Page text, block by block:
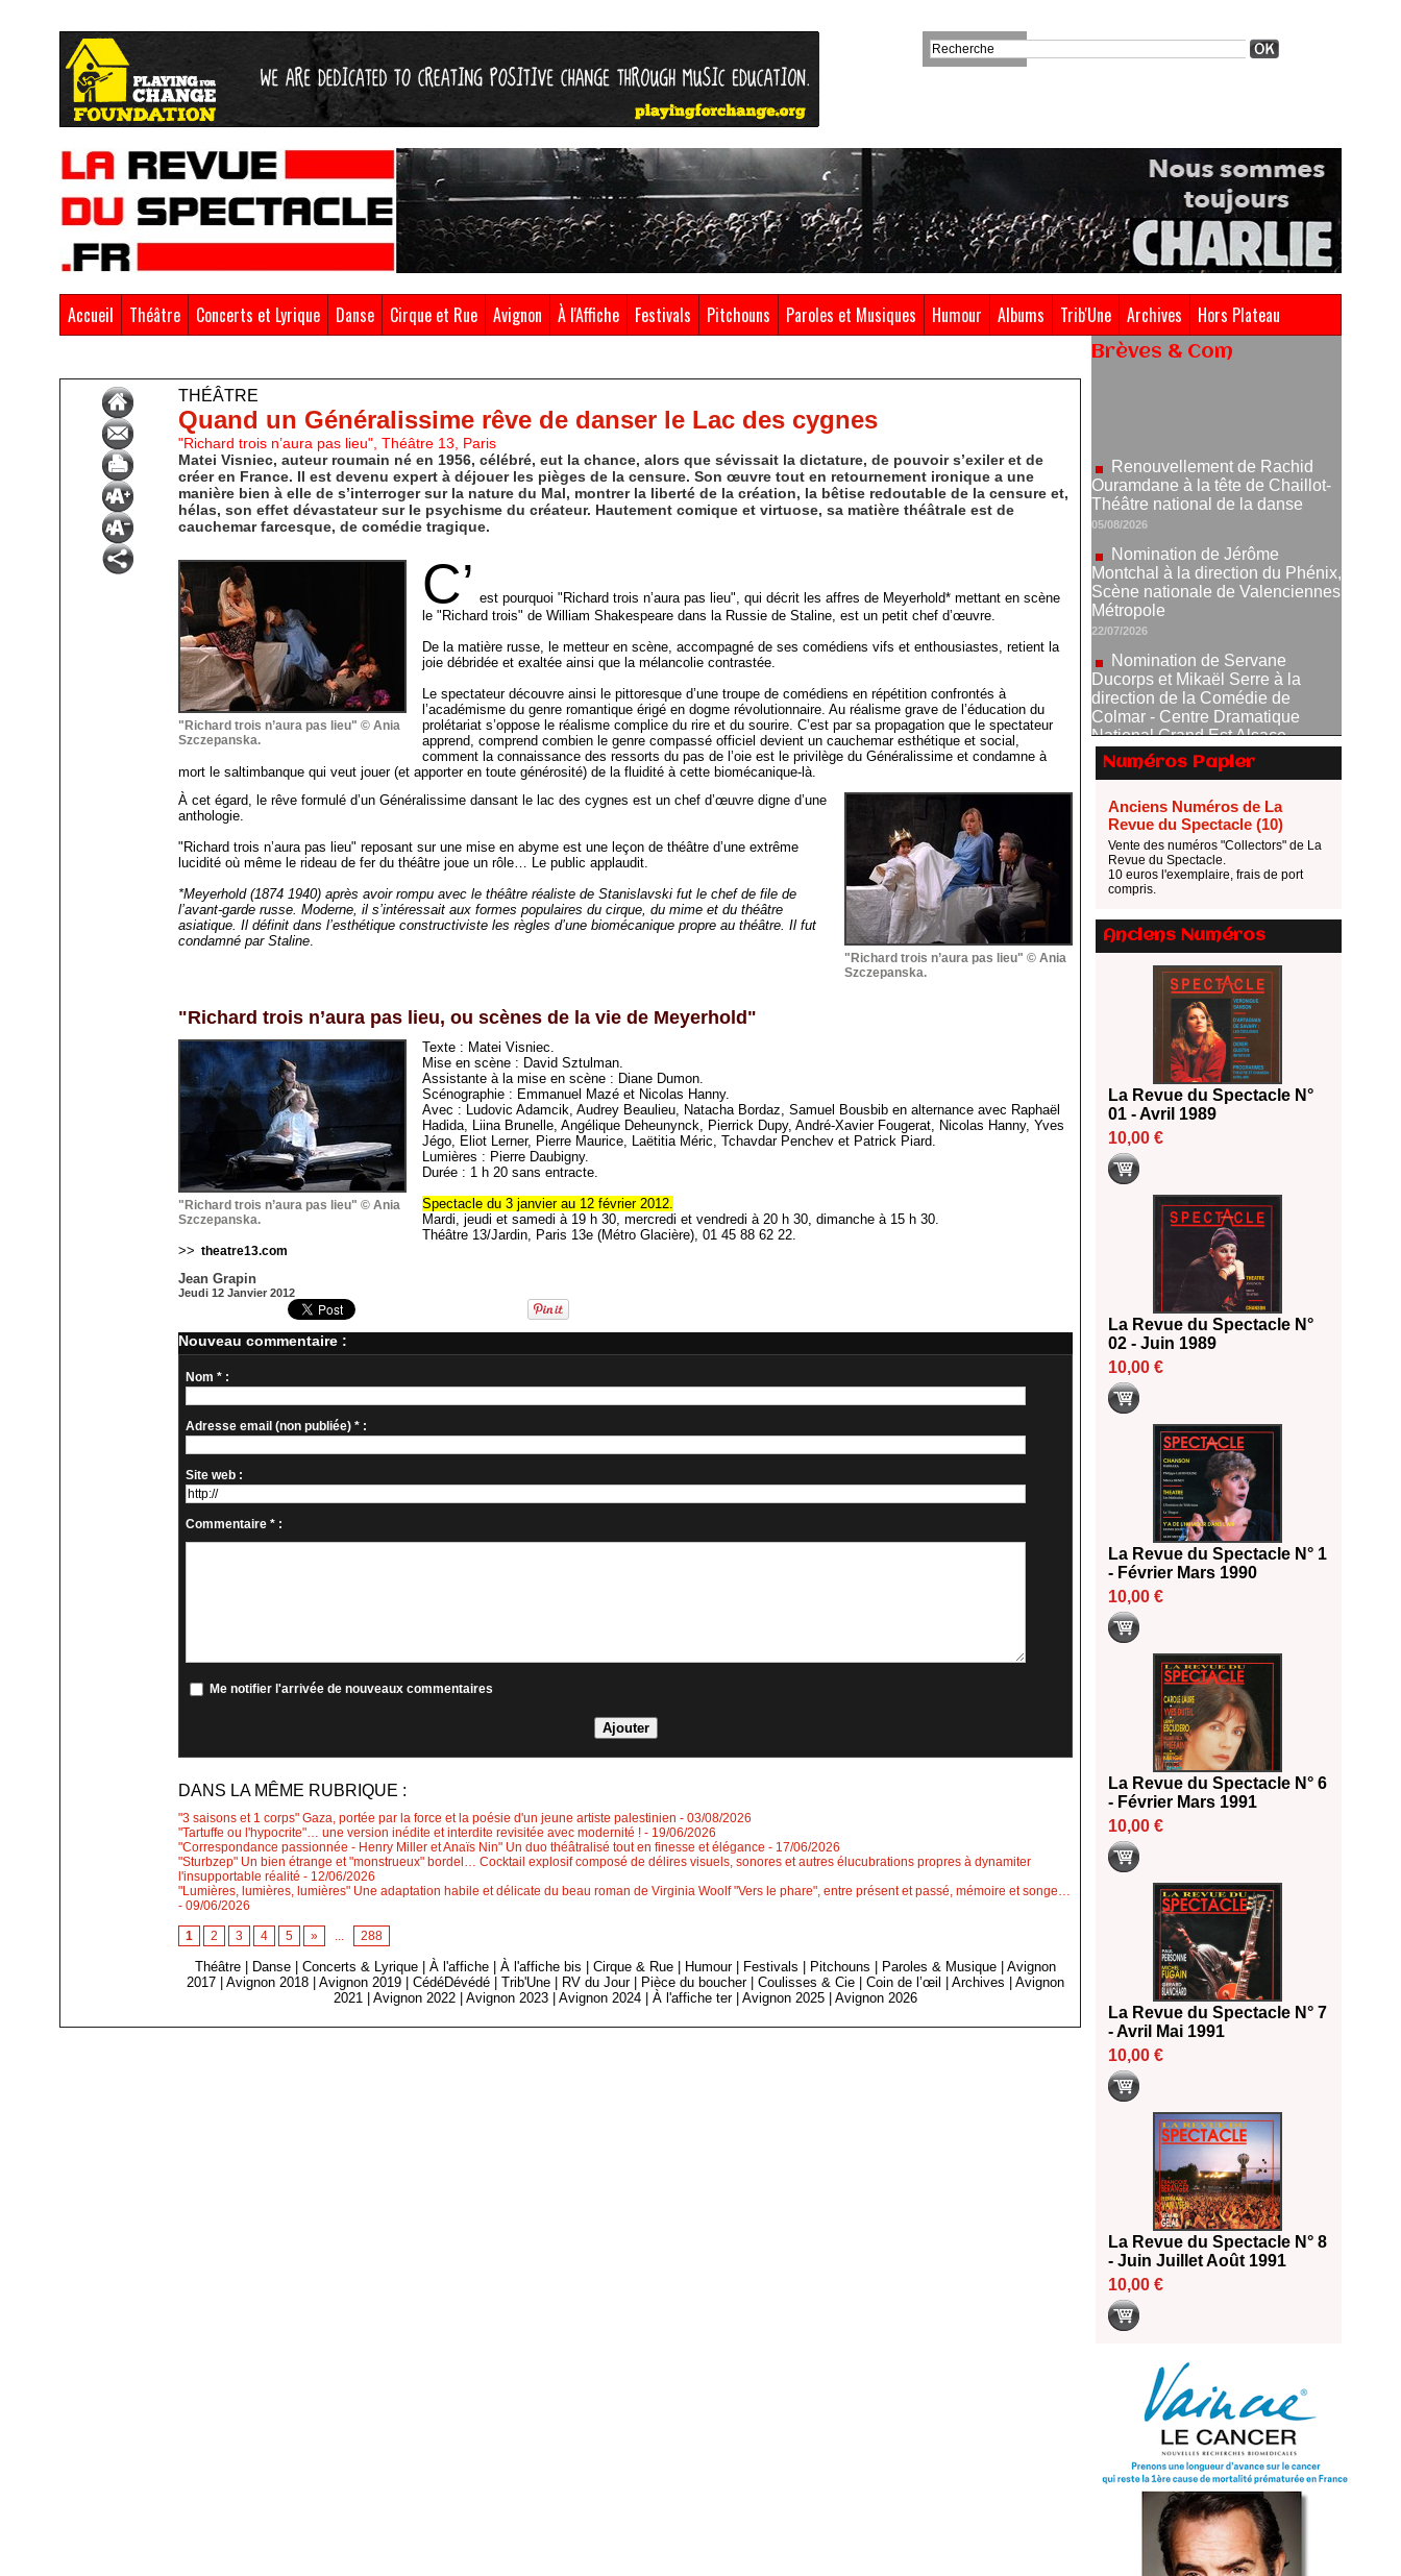
Accueil Théâtre Concerts et Lyrique Danse Cirque et Rue Avignon À l'Affiche Festivals Pitchouns Paroles et Musiques Humour Albums Trib'Une Archives Hors Plateau
THÉÂTRE
Quand un Généralissime rêve de danser le Lac des cygnes
"Richard trois n’aura pas lieu", Théâtre 13, Paris
Matei Visniec, auteur roumain né en 1956, célébré, eut la chance, alors que sévissait la dictature, de pouvoir s’exiler et de
créer en France. Il est devenu expert à déjouer les pièges de la censure. Son œuvre tout en retournement ironique a une
manière bien à elle de s’interroger sur la nature du Mal, montrer la liberté de la création, la bêtise redoutable de la censure et,
hélas, son effet dévastateur sur le psychisme du créateur. Hautement comique et virtuose, sa matière théâtrale est de
cauchemar farcesque, de comédie tragique.
"Richard trois n’aura pas lieu" © Ania
Szczepanska.
C’ est pourquoi "Richard trois n’aura pas lieu", qui décrit les affres de Meyerhold* mettant en scène
le "Richard trois" de William Shakespeare dans la Russie de Staline, est un petit chef d’œuvre.
De la matière russe, le metteur en scène, accompagné de ses comédiens vifs et enthousiastes, retient la
joie débridée et exaltée ainsi que la mélancolie contrastée.
Le spectateur découvre ainsi le pittoresque d’une troupe de comédiens en répétition confrontés à
l’académisme du genre romantique érigé en dogme révolutionnaire. Au réalisme grave de l’éducation du
prolétariat s’oppose le réalisme complice du rire et du sourire. C’est par sa propagation que le spectateur
apprend, comprend combien le genre compassé officiel devient un cauchemar esthétique et social,
comment la connaissance des ressorts du pas de l’oie est le privilège du Généralissime et condamne à
mort le saltimbanque qui veut jouer (et apporter en toute générosité) de la fluidité à cette biomécanique-là.
"Richard trois n’aura pas lieu" © Ania
Szczepanska.
À cet égard, le rêve formulé d’un Généralissime dansant le lac des cygnes est un chef d’œuvre digne d’une
anthologie.
"Richard trois n’aura pas lieu" reposant sur une mise en abyme est une leçon de théâtre d’une extrême
lucidité où même le rideau de fer du théâtre joue un rôle… Le public applaudit.
*Meyerhold (1874 1940) après avoir rompu avec le théâtre réaliste de Stanislavski fut le chef de file de
l’avant-garde russe. Moderne, il s’intéressait aux formes populaires du cirque, du mime et du théâtre
asiatique. Il définit dans l’esthétique constructiviste les règles d’une biomécanique propre au théâtre. Il fut
condamné par Staline.
"Richard trois n’aura pas lieu, ou scènes de la vie de Meyerhold"
"Richard trois n’aura pas lieu" © Ania
Szczepanska.
Texte : Matei Visniec.
Mise en scène : David Sztulman.
Assistante à la mise en scène : Diane Dumon.
Scénographie : Emmanuel Mazé et Nicolas Hanny.
Avec : Ludovic Adamcik, Audrey Beaulieu, Natacha Bordaz, Samuel Bousbib en alternance avec Raphaël
Hadida, Liina Brunelle, Angélique Deheunynck, Pierrick Dupy, André-Xavier Fougerat, Nicolas Hanny, Yves
Jégo, Eliot Lerner, Pierre Maurice, Laëtitia Méric, Tchavdar Penchev et Patrick Piard.
Lumières : Pierre Daubigny.
Durée : 1 h 20 sans entracte.
Spectacle du 3 janvier au 12 février 2012.
Mardi, jeudi et samedi à 19 h 30, mercredi et vendredi à 20 h 30, dimanche à 15 h 30.
Théâtre 13/Jardin, Paris 13e (Métro Glacière), 01 45 88 62 22.
>> theatre13.com
Jean Grapin
Jeudi 12 Janvier 2012
Nouveau commentaire :
Nom * :
Adresse email (non publiée) * :
Site web :
Commentaire * :
Me notifier l'arrivée de nouveaux commentaires
DANS LA MÊME RUBRIQUE :
"3 saisons et 1 corps" Gaza, portée par la force et la poésie d'un jeune artiste palestinien - 03/08/2026
"Tartuffe ou l'hypocrite"… une version inédite et interdite revisitée avec modernité ! - 19/06/2026
"Correspondance passionnée - Henry Miller et Anaïs Nin" Un duo théâtralisé tout en finesse et élégance - 17/06/2026
"Sturbzep" Un bien étrange et "monstrueux" bordel… Cocktail explosif composé de délires visuels, sonores et autres élucubrations propres à dynamiter
l'insupportable réalité - 12/06/2026
"Lumières, lumières, lumières" Une adaptation habile et délicate du beau roman de Virginia Woolf "Vers le phare", entre présent et passé, mémoire et songe…
- 09/06/2026
1 2 3 4 5 » ... 288
Théâtre Danse |Concerts & Lyrique |À l'affiche |À l'affiche bis |Cirque & Rue Humour Festivals Pitchouns Paroles & Musique |Avignon
2017
|Avignon 2018 |Avignon 2019 |CédéDévédé |Trib'Une RV du Jour Pièce du boucher |Coulisses & Cie |Coin de l’œil |Archives |Avignon
2021
|Avignon 2022 |Avignon 2023 |Avignon 2024 |À l'affiche ter |Avignon 2025 |Avignon 2026
Brèves & Com
05/08/2026
Nomination de Jérôme
Montchal à la direction du Phénix,
Scène nationale de Valenciennes
Métropole
22/07/2026
Nomination de Servane
Ducorps et Mikaël Serre à la
direction de la Comédie de
Colmar - Centre Dramatique
National Grand Est Alsace
07/07/2026
Thomas Jolly et Laëtitia
Guédon nommés à la direction du
TNP
Fonds SACD Théâtre : les
lauréats 2026
23/06/2026
Dispositif ARTCENA Écrire
pour le cirque, les lauréats 2026 !
Le palmarès des prix SACD
Les 10 lauréats du Fonds
Grandes Formes Théâtre 2026
Nomination de Nathalie
Garraud et Olivier Saccomano à
la direction du Théâtre de
Gennevilliers - CDN
13/06/2026
Dispositif SACD Auteurs
d'espaces : les lauréats 2026
Numéros Papier
Anciens Numéros de La
Revue du Spectacle (10)
Vente des numéros "Collectors" de La
Revue du Spectacle.
10 euros l'exemplaire, frais de port
compris.
Anciens Numéros
La Revue du Spectacle N°
01 - Avril 1989
10,00 €
La Revue du Spectacle N°
02 - Juin 1989
10,00 €
La Revue du Spectacle N° 1
- Février Mars 1990
10,00 €
La Revue du Spectacle N° 6
- Février Mars 1991
10,00 €
La Revue du Spectacle N° 7
- Avril Mai 1991
10,00 €
La Revue du Spectacle N° 8
- Juin Juillet Août 1991
10,00 €